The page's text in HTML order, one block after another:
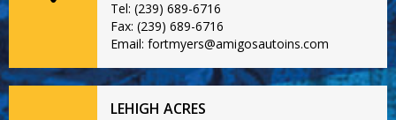
Tel: (239) 689-6716
Fax: (239) 689-6716
Email: fortmyers@amigosautoins.com
LEHIGH ACRES